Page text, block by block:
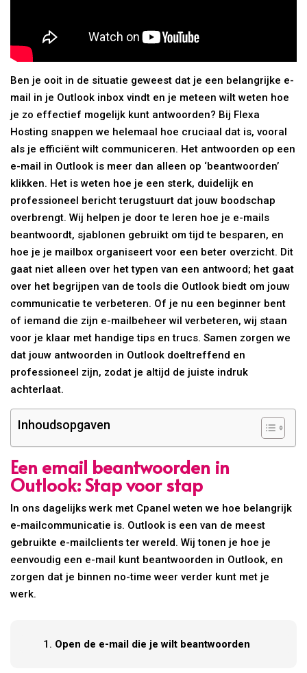
Ben je ooit in de situatie geweest dat je een belangrijke e-
mail in je Outlook inbox vindt en je meteen wilt weten hoe
je zo effectief mogelijk kunt antwoorden? Bij Flexa
Hosting snappen we helemaal hoe cruciaal dat is, vooral
als je efficiënt wilt communiceren. Het antwoorden op een
e-mail in Outlook is meer dan alleen op ‘beantwoorden’
klikken. Het is weten hoe je een sterk, duidelijk en
professioneel bericht terugstuurt dat jouw boodschap
overbrengt. Wij helpen je door te leren hoe je e-mails
beantwoordt, sjablonen gebruikt om tijd te besparen, en
hoe je je mailbox organiseert voor een beter overzicht. Dit
gaat niet alleen over het typen van een antwoord; het gaat
over het begrijpen van de tools die Outlook biedt om jouw
communicatie te verbeteren. Of je nu een beginner bent
of iemand die zijn e-mailbeheer wil verbeteren, wij staan
voor je klaar met handige tips en trucs. Samen zorgen we
dat jouw antwoorden in Outlook doeltreffend en
professioneel zijn, zodat je altijd de juiste indruk
achterlaat.
Inhoudsopgaven
Een email beantwoorden in
Outlook: Stap voor stap
In ons dagelijks werk met Cpanel weten we hoe belangrijk
e-mailcommunicatie is. Outlook is een van de meest
gebruikte e-mailclients ter wereld. Wij tonen je hoe je
eenvoudig een e-mail kunt beantwoorden in Outlook, en
zorgen dat je binnen no-time weer verder kunt met je
werk.
Open de e-mail die je wilt beantwoorden